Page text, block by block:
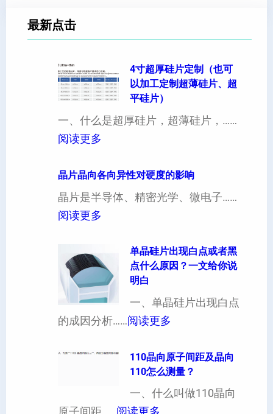
最新点击
4寸超厚硅片定制（也可
以加工定制超薄硅片、超
平硅片）
一、什么是超厚硅片，超薄硅片，……
阅读更多
寸
超
定
制
（
也
以
晶片晶向各向异性对硬度的影响
晶片是半导体、精密光学、微电子……
阅读更多
晶
向
各
向
单晶硅片出现白点或者黑
点什么原因？一文给你说
明白
一、单晶硅片出现白点
的成因分析……阅读更多
晶
硅
片
110晶向原子间距及晶向
110怎么测量？
一、什么叫做110晶向